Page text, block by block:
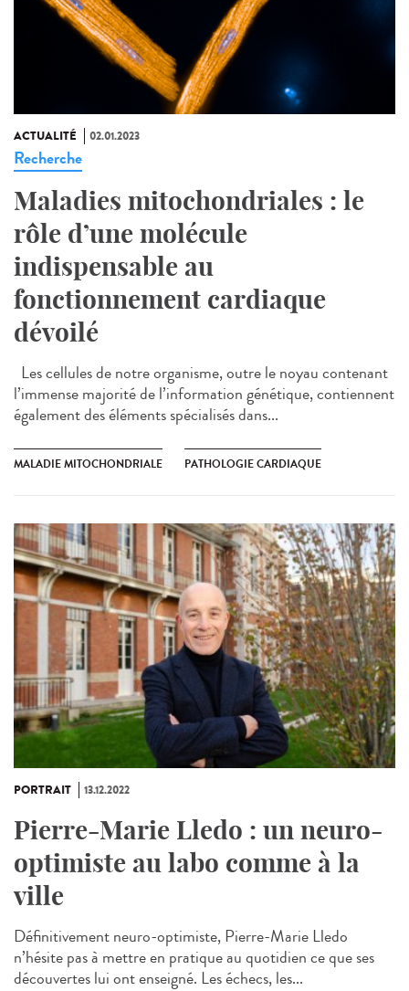
ACTUALITÉ 02.01.2023
Recherche
Maladies mitochondriales : le
rôle d’une molécule
indispensable au
fonctionnement cardiaque
dévoilé
Les cellules de notre organisme, outre le noyau contenant
l’immense majorité de l’information génétique, contiennent
également des éléments spécialisés dans...
MALADIE MITOCHONDRIALE PATHOLOGIE CARDIAQUE
PORTRAIT 13.12.2022
Pierre-Marie Lledo : un neuro-
optimiste au labo comme à la
ville
Définitivement neuro-optimiste, Pierre-Marie Lledo
n’hésite pas à mettre en pratique au quotidien ce que ses
découvertes lui ont enseigné. Les échecs, les...